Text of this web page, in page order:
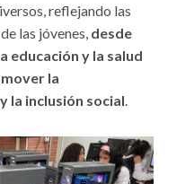
reflejando las
las jóvenes, desde
educación y la salud
la
la inclusión social.